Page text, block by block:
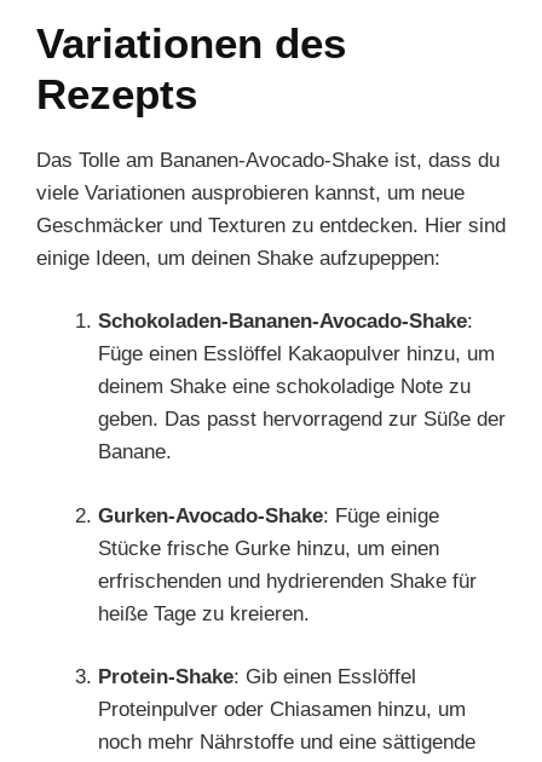
Variationen des
Rezepts
Das Tolle am Bananen-Avocado-Shake ist, dass du
viele Variationen ausprobieren kannst, um neue
Geschmäcker und Texturen zu entdecken. Hier sind
einige Ideen, um deinen Shake aufzupeppen:
Schokoladen-Bananen-Avocado-Shake:
Füge einen Esslöffel Kakaopulver hinzu, um
deinem Shake eine schokoladige Note zu
geben. Das passt hervorragend zur Süße der
Banane.
Gurken-Avocado-Shake: Füge einige
Stücke frische Gurke hinzu, um einen
erfrischenden und hydrierenden Shake für
heiße Tage zu kreieren.
Protein-Shake: Gib einen Esslöffel
Proteinpulver oder Chiasamen hinzu, um
noch mehr Nährstoffe und eine sättigende